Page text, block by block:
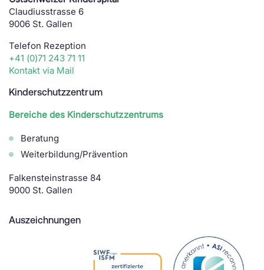
Claudiusstrasse 6
9006 St. Gallen
Telefon Rezeption
+41 (0)71 243 71 11
Kontakt via Mail
Kinderschutzzentrum
Bereiche des Kinderschutzzentrums
Beratung
Weiterbildung/Prävention
Falkensteinstrasse 84
9000 St. Gallen
Auszeichnungen